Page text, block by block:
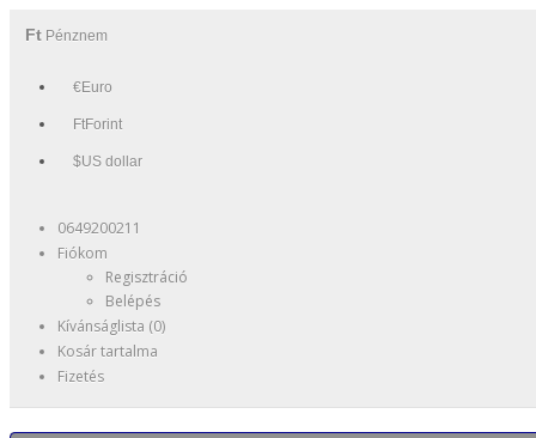
Ft Pénznem
€Euro
FtForint
$US dollar
0649200211
Fiókom
Regisztráció
Belépés
Kívánságlista (0)
Kosár tartalma
Fizetés